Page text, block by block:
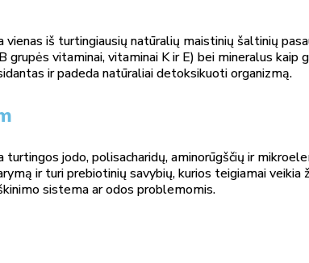
iš turtingiausių natūralių maistinių šaltinių
vitaminai, vitaminai K ir E) bei mineralus kaip
ir padeda natūraliai detoksikuoti organizmą.
jodo, polisacharidų, aminorūgščių ir
ir turi prebiotinių savybių, kurios teigiamai
sistema ar odos problemomis.